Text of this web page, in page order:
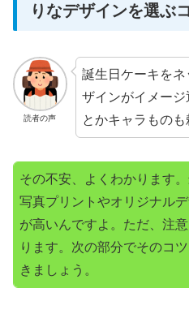
りなデザインを選ぶ
読者の声
誕生日ケーキを
ザインがイメー
とかキャラものも
その不安、よくわかります
写真プリントやオリジナル
が高いんですよ。ただ、注
ります。次の部分でそのコ
きましょう。